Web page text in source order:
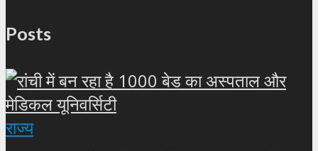
Posts
राज्य